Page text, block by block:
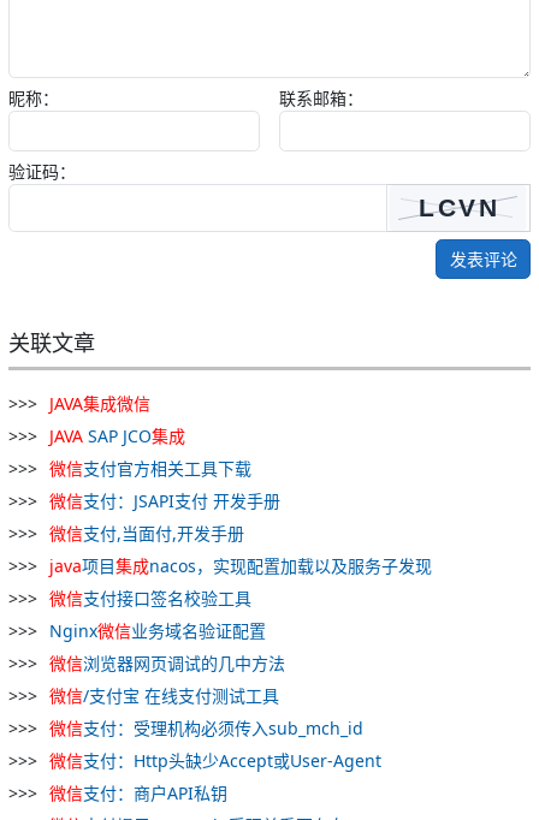
昵称： 联系邮箱：
验证码：
发表评论
关联文章
JAVA集成微信
JAVA SAP JCO集成
微信支付官方相关工具下载
微信支付：JSAPI支付 开发手册
微信支付,当面付,开发手册
java项目集成nacos，实现配置加载以及服务子发现
微信支付接口签名校验工具
Nginx微信业务域名验证配置
微信浏览器网页调试的几中方法
微信/支付宝 在线支付测试工具
微信支付：受理机构必须传入sub_mch_id
微信支付：Http头缺少Accept或User-Agent
微信支付：商户API私钥